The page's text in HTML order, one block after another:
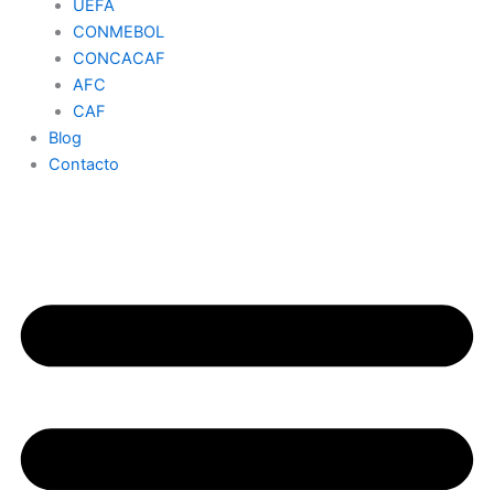
UEFA
CONMEBOL
CONCACAF
AFC
CAF
Blog
Contacto